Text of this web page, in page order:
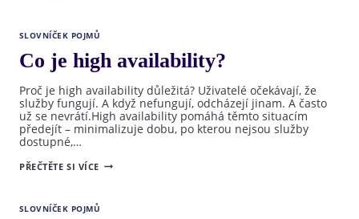
SLOVNÍČEK POJMŮ
Co je high availability?
Proč je high availability důležitá? Uživatelé očekávají, že
služby fungují. A když nefungují, odcházejí jinam. A často
už se nevrátí.High availability pomáhá těmto situacím
předejít – minimalizuje dobu, po kterou nejsou služby
dostupné,…
PŘEČTĚTE SI VÍCECO
SLOVNÍČEK POJMŮ